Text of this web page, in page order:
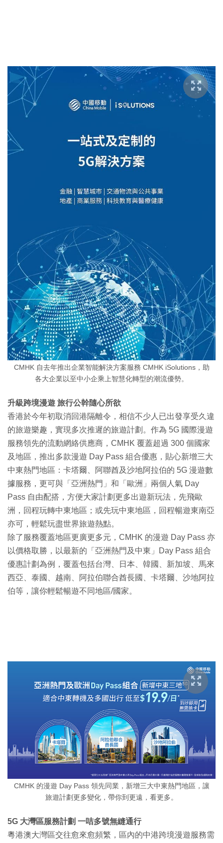
CMHK 自去年推出企業智能解決方案服務 CMHK iSolutions，助
各大企業以至中小企乘上智慧化轉型的潮流優勢。
升級跨境漫遊 旅行公幹隨心所欲
香港於今年初取消回港隔離令，相信不少人已出發享受久違
的旅遊樂趣，實現多次推遲的旅遊計劃。作為 5G 國際漫遊
服務領先的流動網絡供應商，CMHK 覆蓋超過 300 個國家
及地區，推出多款漫遊 Day Pass 組合優惠，貼心新增三大
中東熱門地區：卡塔爾、阿聯酋及沙地阿拉伯的 5G 漫遊數
據服務，更可與「亞洲熱門」和「歐洲」兩個人氣 Day
Pass 自由配搭，方便大家計劃更多出遊新玩法，先飛歐
洲，回程玩轉中東地區；或先玩中東地區，回程暢遊東南亞
亦可，輕鬆玩盡世界旅遊熱點。
除了服務覆蓋地區更廣更多元，CMHK 的漫遊 Day Pass 亦
以價格取勝，以最新的「亞洲熱門及中東」Day Pass 組合
優惠計劃為例，覆蓋包括台灣、日本、韓國、新加坡、馬來
西亞、泰國、越南、阿拉伯聯合酋長國、卡塔爾、沙地阿拉
伯等，讓你輕鬆暢遊不同地區/國家。
CMHK 的漫遊 Day Pass 領先同業，新增三大中東熱門地區，讓
旅遊計劃更多變化，帶你到更遠，看更多。
5G 大灣區服務計劃 一咭多號無縫通行
粵港澳大灣區交往愈來愈頻繁，區內的中港跨境漫遊服務需